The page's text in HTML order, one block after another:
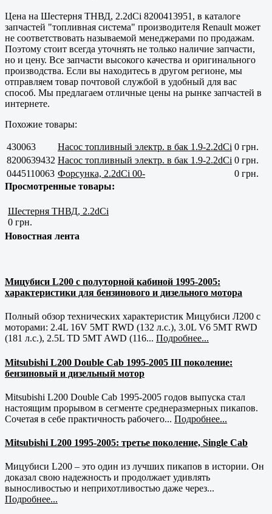
Цена на Шестерня ТНВД, 2.2dCi 8200413951, в каталоге
запчастей "топливная система" производителя Renault может
не соответствовать называемой менеджерами по продажам.
Поэтому стоит всегда уточнять не только наличие запчасти,
но и цену. Все запчасти высокого качества и оригинального
производства. Если вы находитесь в другом регионе, мы
отправляем товар почтовой службой в удобный для вас
способ. Мы предлагаем отличные цены на рынке запчастей в
интернете.
Похожие товары:
430063 Насос топливный электр. в бак 1.9-2.2dCi 0 грн.
8200639432 Насос топливный электр. в бак 1.9-2.2dCi 0 грн.
0445110063 Форсунка, 2.2dCi 00-
0 грн.
Просмотренные товары:
Шестерня ТНВД, 2.2dCi
0 грн.
Новостная лента
Мицубиси L200 с полуторной кабиной 1995-2005:
характеристики для бензинового и дизельного мотора
Полный обзор технических характеристик Мицубиси Л200 с
моторами: 2.4L 16V 5MT RWD (132 л.с.), 3.0L V6 5MT RWD
(181 л.с.), 2.5L TD 5MT AWD (116... Подробнее...
Mitsubishi L200 Double Cab 1995-2005 III поколение:
бензиновый и дизельный мотор
Mitsubishi L200 Double Cab 1995-2005 годов выпуска стал
настоящим прорывом в сегменте среднеразмерных пикапов.
Сочетая в себе практичность рабочего... Подробнее...
Mitsubishi L200 1995-2005: третье поколение, Single Cab
Мицубиси L200 – это один из лучших пикапов в истории. Он
доказал свою надежность и продолжает удивлять
выносливостью и неприхотливостью даже через...
Подробнее...